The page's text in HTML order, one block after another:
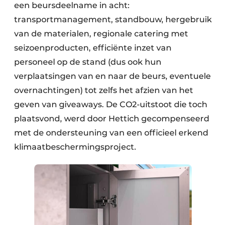
een beursdeelname in acht:
transportmanagement, standbouw, hergebruik
van de materialen, regionale catering met
seizoenproducten, efficiënte inzet van
personeel op de stand (dus ook hun
verplaatsingen van en naar de beurs, eventuele
overnachtingen) tot zelfs het afzien van het
geven van giveaways. De CO2-uitstoot die toch
plaatsvond, werd door Hettich gecompenseerd
met de ondersteuning van een officieel erkend
klimaat­beschermingsproject.